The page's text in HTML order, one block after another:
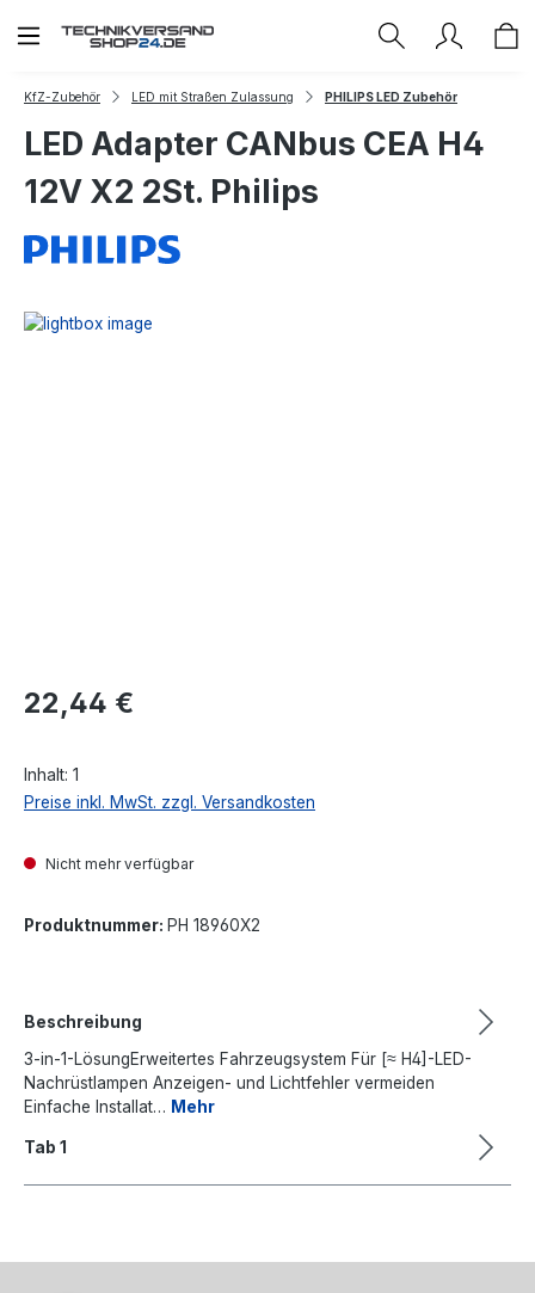
Zum Hauptinhalt springen
KfZ-Zubehör LED mit Straßen Zulassung PHILIPS LED Zubehör
LED Adapter CANbus CEA H4
12V X2 2St. Philips
Regulärer Preis:
22,44 €
Inhalt: 1
Preise inkl. MwSt. zzgl. Versandkosten
Nicht mehr verfügbar
Produktnummer: PH 18960X2
Beschreibung
3-in-1-LösungErweitertes Fahrzeugsystem Für [≈ H4]-LED-
Nachrüstlampen Anzeigen- und Lichtfehler vermeiden
Einfache Installat… Mehr
Tab 1